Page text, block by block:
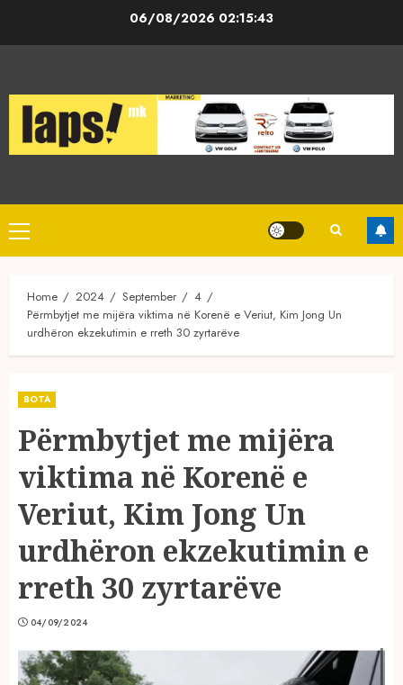
06/08/2026 02:15:43
Primary
Menu
Home 2024 September
4
Përmbytjet me mijëra viktima në Korenë e Veriut, Kim Jong Un
urdhëron ekzekutimin e rreth 30 zyrtarëve
BOTA
Përmbytjet me mijëra
viktima në Korenë e
Veriut, Kim Jong Un
urdhëron ekzekutimin e
rreth 30 zyrtarëve
04/09/2024